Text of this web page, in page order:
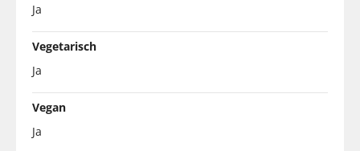
Ja
Vegetarisch
Ja
Vegan
Ja